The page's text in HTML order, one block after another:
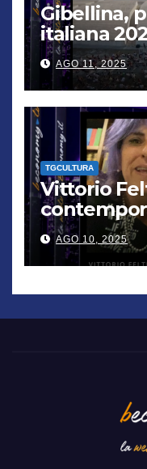
Gibellina,
italiana
AGO 11, 2025
TGCULTURA
Vittorio
De
genio”
AGO 10, 2025